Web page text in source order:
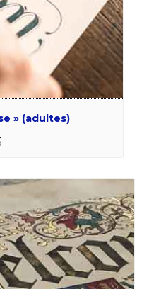
» (adultes)